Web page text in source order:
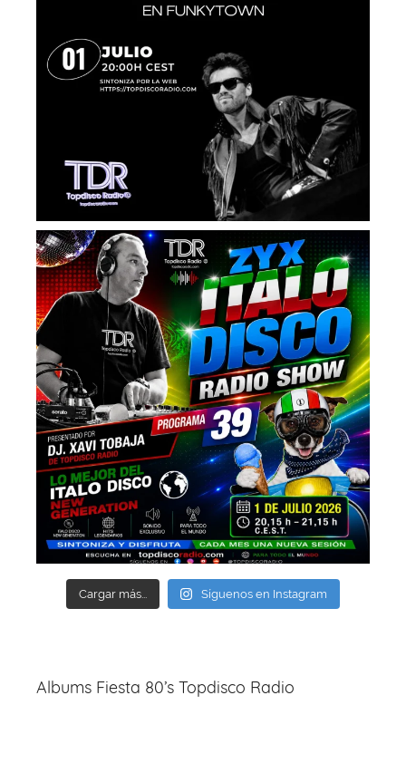
Cargar más... Síguenos en Instagram
Albums Fiesta 80’s Topdisco Radio